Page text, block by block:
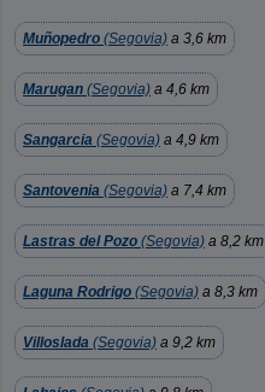
Muñopedro (Segovia) a 3,6 km
Marugan (Segovia) a 4,6 km
Sangarcia (Segovia) a 4,9 km
Santovenia (Segovia) a 7,4 km
Lastras del Pozo (Segovia) a 8,2 km
Laguna Rodrigo (Segovia) a 8,3 km
Villoslada (Segovia) a 9,2 km